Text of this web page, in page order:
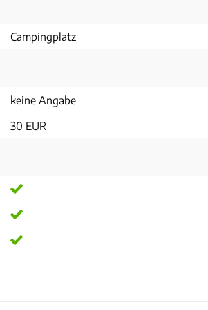
Campingplatz
keine Angabe
30 EUR